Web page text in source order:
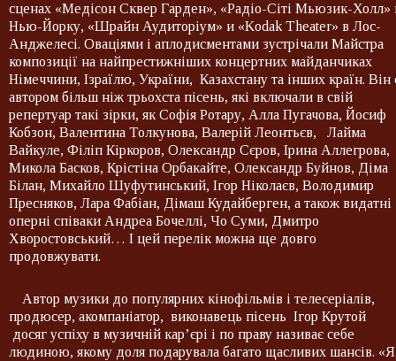
сценах «Медісон Сквер Гарден», «Радіо-Сіті Мьюзик-Холл»
Нью-Йорку, «Шрайн Аудиторіум» и «Kodak Theater» в Лос-
Анджелесі. Оваціями і аплодисментами зустрічали Майстра
композиції на найпрестижніших концертних майданчиках
Німеччини, Ізраїлю, України, Казахстану та інших країн. Він
автором більш ніж трьохста пісень, які включали в свій
репертуар такі зірки, як Софія Ротару, Алла Пугачова, Йосиф
Кобзон, Валентина Толкунова, Валерій Леонтьєв, Лайма
Вайкуле, Філіп Кіркоров, Олександр Сєров, Ірина Аллегрова,
Микола Басков, Крістіна Орбакайте, Олександр Буйнов, Діма
Білан, Михайло Шуфутинський, Ігор Ніколаєв, Володимир
Пресняков, Лара Фабіан, Дімаш Кудайберген, а також видатні
оперні співаки Андреа Бочеллі, Чо Суми, Дмитро
Хворостовський… І цей перелік можна ще довго
продовжувати.
Автор музики до популярних кінофільмів і телесеріалів,
продюсер, акомпаніатор, виконавець пісень Ігор Крутой
досяг успіху в музичній кар’єрі і по праву називає себе
людиною, якому доля подарувала багато щасливих шансів.